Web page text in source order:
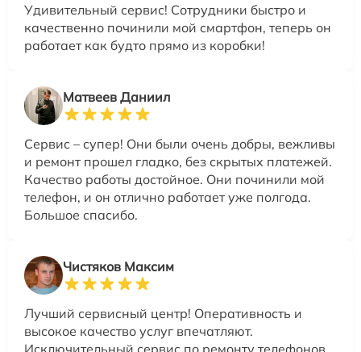
Удивительный сервис! Сотрудники быстро и
качественно починили мой смартфон, теперь он
работает как будто прямо из коробки!
Матвеев Даниил
Сервис – супер! Они были очень добры, вежливы
и ремонт прошел гладко, без скрытых платежей.
Качество работы достойное. Они починили мой
телефон, и он отлично работает уже полгода.
Большое спасибо.
Чистяков Максим
Лучший сервисный центр! Оперативность и
высокое качество услуг впечатляют.
Исключительный сервис по ремонту телефонов.